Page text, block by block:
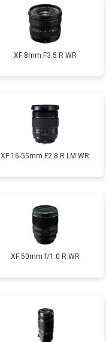
XF 8mm F3.5 R WR
XF 16-55mm F2.8 R LM WR
XF 50mm f/1.0 R WR